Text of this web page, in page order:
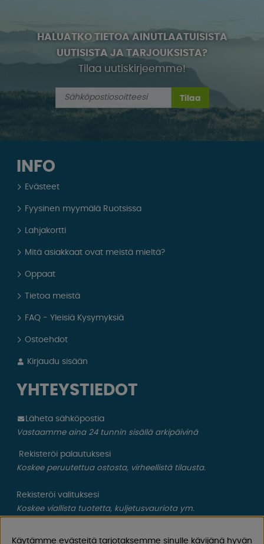
HALUATKO TIETOA AINUTLAATUISISTA
UUTISISTA JA TARJOUKSISTA?
Tilaa uutiskirjeemme!
Tilaa
INFO
Evästeet
Fyysinen myymälä Ruotsissa
Lahjakortti
Mitä asiakkaat ovat meistä mieltä?
Oppaat
Tietoa meistä
FAQ - Yleisiä Kysymyksiä
Ostoehdot
Kirjaudu sisään
YHTEYSTIEDOT
Läheta sähköpostia
Vastaamme aina 24 tunnin sisällä arkipäivinä
Rekisteröi palautuksesi
Koskee peruutettua ostosta, virheellistä tilausta.
Rekisteröi valituksesi
Koskee viallista tuotetta, kuljetusvauriota ym.
CAMPMARKET
Käytämme evästeitä tarjotaksemme sinulle kävijänä hyvän